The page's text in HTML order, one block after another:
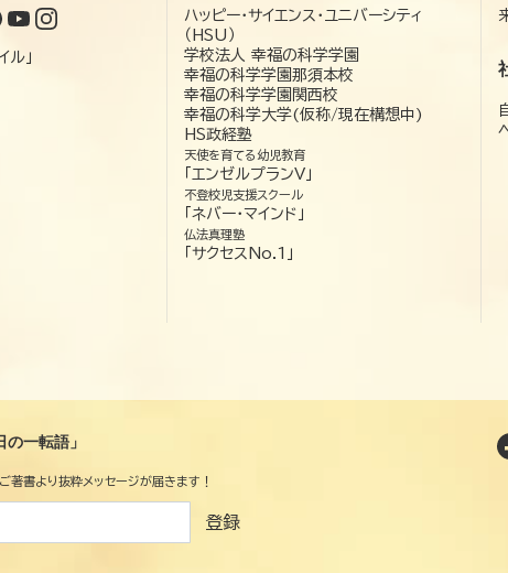
ル」
ハッピー・サイエンス・ユニバーシティ
（HSU）
学校法人 幸福の科学学園
幸福の科学学園那須本校
幸福の科学学園関西校
幸福の科学大学(仮称/現在構想中)
HS政経塾
天使を育てる幼児教育
「エンゼルプランV」
不登校児支援スクール
「ネバー・マインド」
仏法真理塾
「サクセスNo.1」
一転語」
著書より抜粋メッセージが届きます！
登録